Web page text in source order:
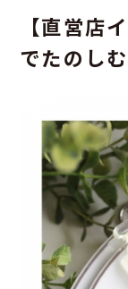
【直営
でたのし